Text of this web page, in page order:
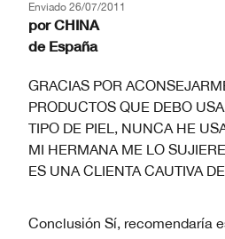
Enviado 26/07/2011
por CHINA
de España
GRACIAS POR
PRODUCTOS QUE DEBO
TIPO DE PIEL, NUNCA HE
MI HERMANA ME LO
ES UNA CLIENTA CAUTIVA
Conclusión Sí, recomendaría